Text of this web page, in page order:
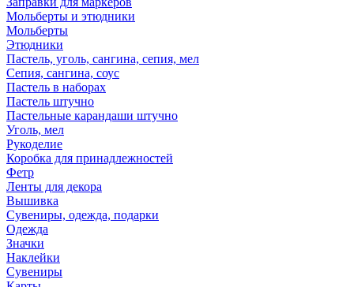
Мольберты и этюдники
Мольберты
Этюдники
Пастель, уголь, сангина, сепия, мел
Сепия, сангина, соус
Пастель в наборах
Пастель штучно
Пастельные карандаши штучно
Уголь, мел
Рукоделие
Коробка для принадлежностей
Фетр
Ленты для декора
Вышивка
Сувениры, одежда, подарки
Одежда
Значки
Наклейки
Сувениры